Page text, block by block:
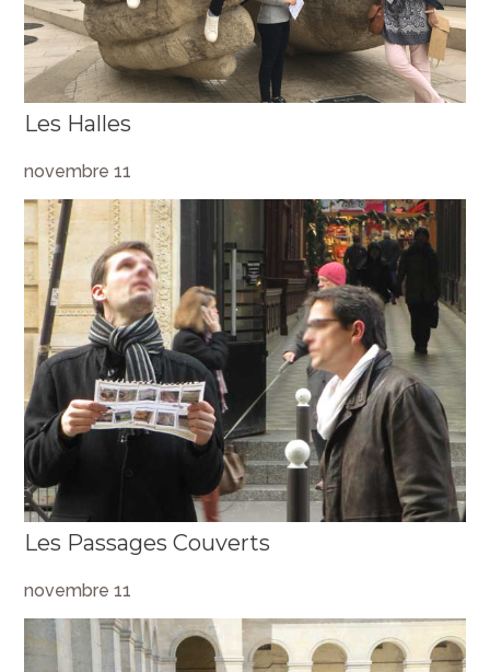
Les Halles
novembre 11
Les Passages Couverts
novembre 11